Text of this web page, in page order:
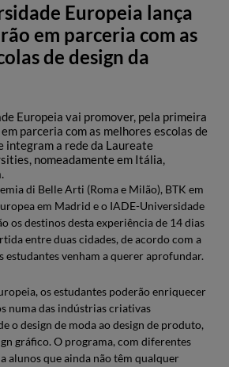
Europeia lança
em parceria com as
de design da
Europeia vai promover, pela primeira
parceria com as melhores escolas de
integram a rede da Laureate
nomeadamente em Itália,
di Belle Arti (Roma e Milão), BTK em
em Madrid e o IADE-Universidade
os destinos desta experiência de 14 dias
entre duas cidades, de acordo com a
estudantes venham a querer aprofundar.
os estudantes poderão enriquecer
numa das indústrias criativas
o design de moda ao design de produto,
gráfico. O programa, com diferentes
alunos que ainda não têm qualquer